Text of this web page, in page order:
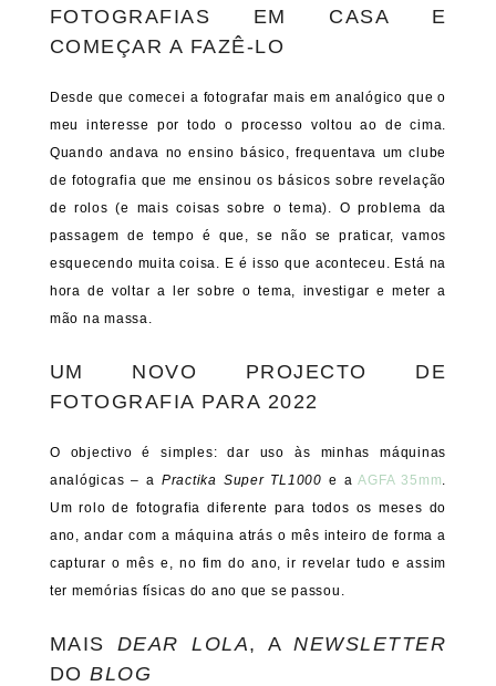
FOTOGRAFIAS EM CASA E
COMEÇAR A FAZÊ-LO
Desde que comecei a fotografar mais em analógico que o
meu interesse por todo o processo voltou ao de cima.
Quando andava no ensino básico, frequentava um clube
de fotografia que me ensinou os básicos sobre revelação
de rolos (e mais coisas sobre o tema). O problema da
passagem de tempo é que, se não se praticar, vamos
esquecendo muita coisa. E é isso que aconteceu. Está na
hora de voltar a ler sobre o tema, investigar e meter a
mão na massa.
UM NOVO PROJECTO DE
FOTOGRAFIA PARA 2022
O objectivo é simples: dar uso às minhas máquinas
analógicas – a Practika Super TL1000 e aAGFA 35mm
Um rolo de fotografia diferente para todos os meses do
ano, andar com a máquina atrás o mês inteiro de forma a
capturar o mês e, no fim do ano, ir revelar tudo e assim
ter memórias físicas do ano que se passou.
MAIS DEAR LOLA, ANEWSLETTER
DOBLOG